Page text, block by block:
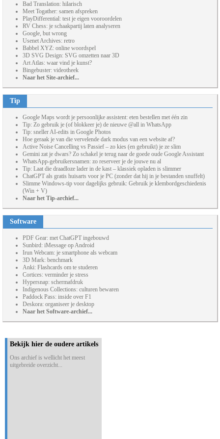
Bad Translation: hilarisch
Meet Togather: samen afspreken
PlayDifferential: test je eigen vooroordelen
RV Chess: je schaakpartij laten analyseren
Google, but wrong
Usenet Archives: retro
Babbel XYZ: online woordspel
3D SVG Design: SVG omzetten naar 3D
Art Atlas: waar vind je kunst?
Bingebuster: videotheek
Naar het Site-archief...
Tip
Google Maps wordt je persoonlijke assistent: eten bestellen met één zin
Tip: Zo gebruik je (of blokkeer je) de nieuwe @all in WhatsApp
Tip: sneller AI-edits in Google Photos
Hoe geraak je van die vervelende dark modus van een website af?
Active Noise Cancelling vs Passief – zo kies (en gebruikt) je ze slim
Gemini zat je dwars? Zo schakel je terug naar de goede oude Google Assistant
WhatsApp-gebruikersnamen: zo reserveer je de jouwe nu al
Tip: Laat die draadloze lader in de kast – klassiek opladen is slimmer
ChatGPT als gratis huisarts voor je PC (zonder dat hij in je bestanden snuffelt)
Slimme Windows-tip voor dagelijks gebruik: Gebruik je klembordgeschiedenis
(Win + V)
Naar het Tip-archief...
Software
PDF Gear: met ChatGPT ingebouwd
Sunbird: iMessage op Android
Irun Webcam: je smartphone als webcam
3D Mark: benchmark
Anki: Flashcards om te studeren
Cortices: verminder je stress
Hypersnap: schermafdruk
Indigenous Collections: culturen bewaren
Paddock Pass: inside over F1
Deskora: organiseer je desktop
Naar het Software-archief...
Bekijk hier de oudere artikels
Ons archief is wellicht het meest
uitgebreide overzicht...